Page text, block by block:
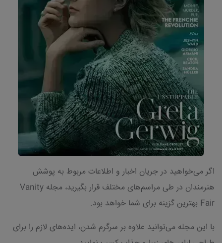
اگر می‌خواهید در جریان اخبار و اطلاعات مربوط به پوشش
هنرمندان در طی مراسم‌های مختلف قرار بگیرید، مجله Vanity
Fair بهترین گزینه برای شما خواهد بود.
با این مجله می‌توانید علاوه بر سرگرم شدن، ایده‌های لازم را برای